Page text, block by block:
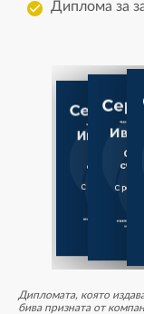
Диплома за
Дипломата, която
бива призната от